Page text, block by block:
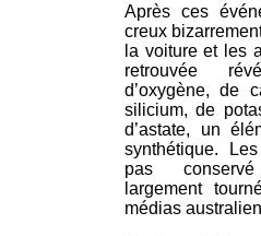
Après ces
creux
la voiture et les
retrouvée
d’oxygène, de
silicium, de
d’astate, un
synthétique.
pas
largement
médias